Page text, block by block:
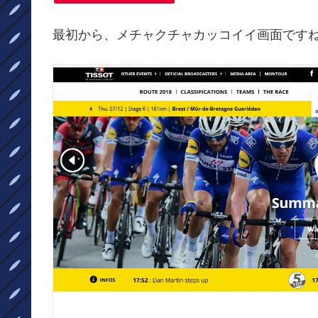
最初から、メチャクチャカッコイイ画面です